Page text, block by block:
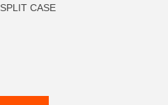
CASE